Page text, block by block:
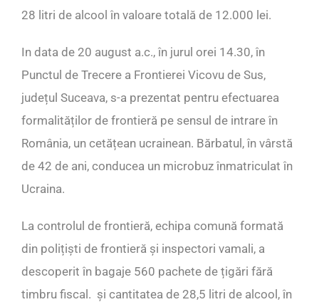
28 litri de alcool în valoare totală de 12.000 lei.
In data de 20 august a.c., în jurul orei 14.30, în
Punctul de Trecere a Frontierei Vicovu de Sus,
județul Suceava, s-a prezentat pentru efectuarea
formalităților de frontieră pe sensul de intrare în
România, un cetățean ucrainean. Bărbatul, în vârstă
de 42 de ani, conducea un microbuz înmatriculat în
Ucraina.
La controlul de frontieră, echipa comună formată
din polițiști de frontieră și inspectori vamali, a
descoperit în bagaje 560 pachete de țigări fără
timbru fiscal. și cantitatea de 28,5 litri de alcool, în